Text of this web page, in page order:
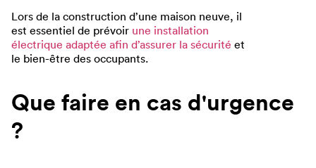
Lors de la construction d’une maison neuve, il
est essentiel de prévoir une installation
électrique adaptée afin d’assurer la sécurité et
le bien-être des occupants.
Que faire en cas d'urgence
?